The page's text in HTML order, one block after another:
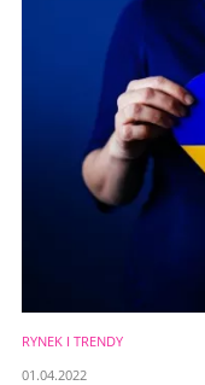
RYNEK I TRENDY
01.04.2022